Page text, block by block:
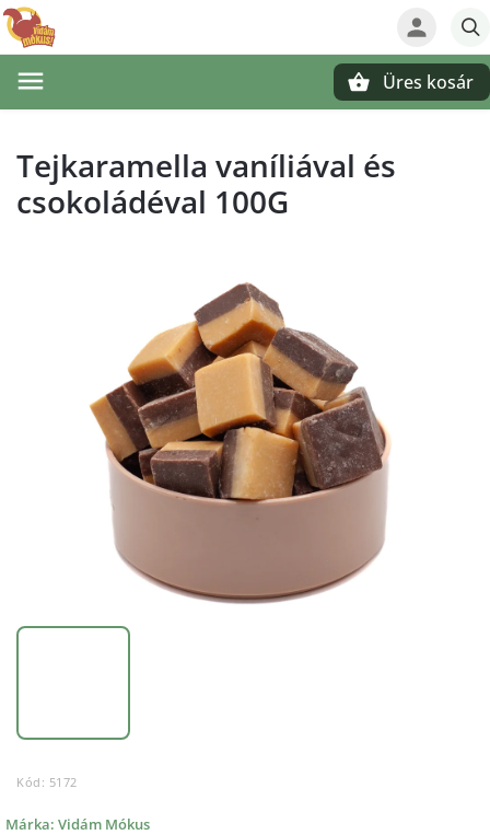
Üres kosár
Tejkaramella vaníliával és
csokoládéval 100G
Kód: 5172
Márka: Vidám Mókus